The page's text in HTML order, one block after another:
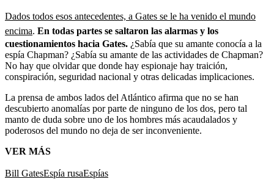
Dados todos esos antecedentes, a Gates se le ha venido el mundo
encima. En todas partes se saltaron las alarmas y los
cuestionamientos hacia Gates. ¿Sabía que su amante conocía a la
espía Chapman? ¿Sabía su amante de las actividades de Chapman?
No hay que olvidar que donde hay espionaje hay traición,
conspiración, seguridad nacional y otras delicadas implicaciones.
La prensa de ambos lados del Atlántico afirma que no se han
descubierto anomalías por parte de ninguno de los dos, pero tal
manto de duda sobre uno de los hombres más acaudalados y
poderosos del mundo no deja de ser inconveniente.
VER MÁS
Bill GatesEspía rusaEspías